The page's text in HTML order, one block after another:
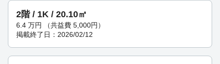
2階 / 1K / 20.10㎡
6.4 万円 （共益費 5,000円）
掲載終了日：2026/02/12